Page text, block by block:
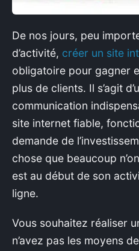
De nos jours, peu
d’activité, créer un site
obligatoire pour gagner
plus de clients. Il s’agit
communication
site internet fiable,
demande de
chose que beaucoup
est au début de son
ligne.
Vous souhaitez réaliser
n’avez pas les moyens